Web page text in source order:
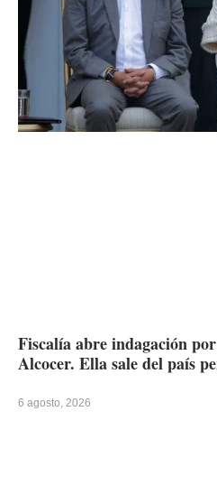
Fiscalía abre indagación
Alcocer. Ella sale del país
6 agosto, 2026